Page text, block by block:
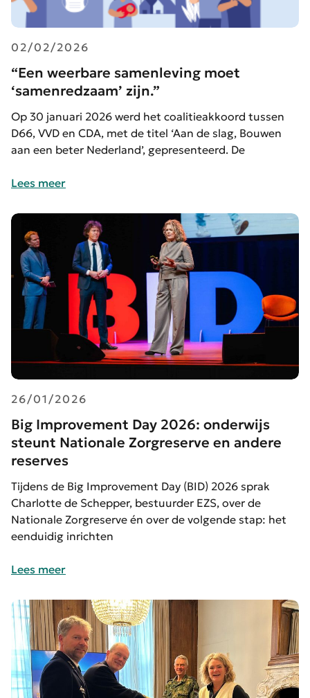
02/02/2026
“Een weerbare samenleving moet
‘samenredzaam’ zijn.”
Op 30 januari 2026 werd het coalitieakkoord tussen
D66, VVD en CDA, met de titel ‘Aan de slag, Bouwen
aan een beter Nederland’, gepresenteerd. De
Lees meer
26/01/2026
Big Improvement Day 2026: onderwijs
steunt Nationale Zorgreserve en andere
reserves
Tijdens de Big Improvement Day (BID) 2026 sprak
Charlotte de Schepper, bestuurder EZS, over de
Nationale Zorgreserve én over de volgende stap: het
eenduidig inrichten
Lees meer